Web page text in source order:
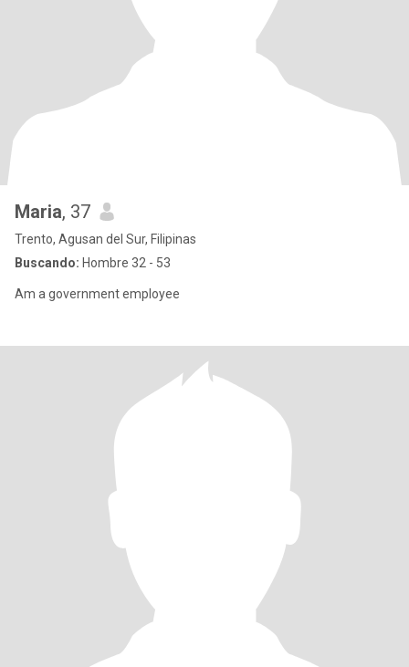
Maria, 37
Trento, Agusan del Sur, Filipinas
Buscando: Hombre 32 - 53
Am a government employee